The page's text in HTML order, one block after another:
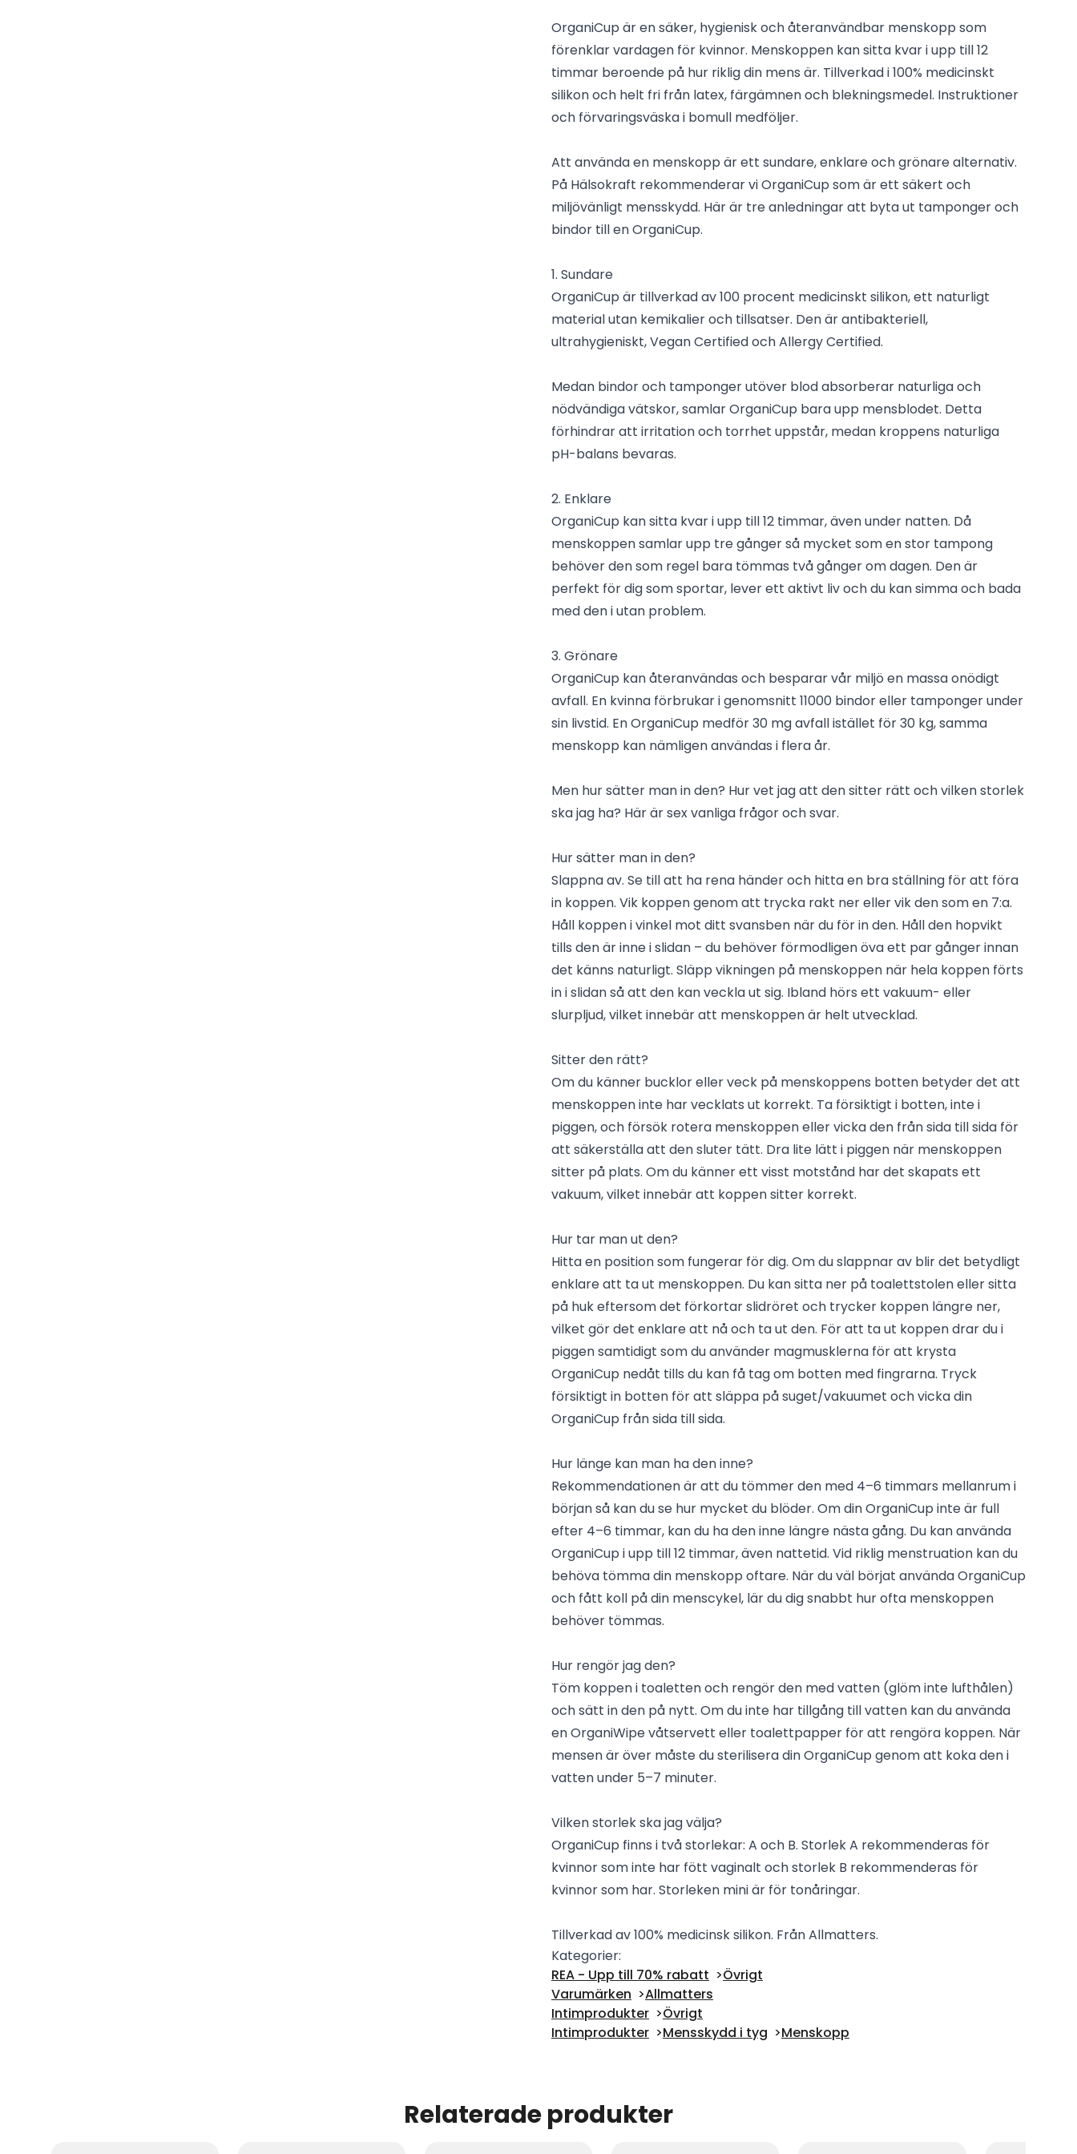
OrganiCup är en säker, hygienisk och återanvändbar menskopp som
förenklar vardagen för kvinnor. Menskoppen kan sitta kvar i upp till 12
timmar beroende på hur riklig din mens är. Tillverkad i 100% medicinskt
silikon och helt fri från latex, färgämnen och blekningsmedel. Instruktioner
och förvaringsväska i bomull medföljer.
Att använda en menskopp är ett sundare, enklare och grönare alternativ.
På Hälsokraft rekommenderar vi OrganiCup som är ett säkert och
miljövänligt mensskydd. Här är tre anledningar att byta ut tamponger och
bindor till en OrganiCup.
1. Sundare
OrganiCup är tillverkad av 100 procent medicinskt silikon, ett naturligt
material utan kemikalier och tillsatser. Den är antibakteriell,
ultrahygieniskt, Vegan Certified och Allergy Certified.
Medan bindor och tamponger utöver blod absorberar naturliga och
nödvändiga vätskor, samlar OrganiCup bara upp mensblodet. Detta
förhindrar att irritation och torrhet uppstår, medan kroppens naturliga
pH-balans bevaras.
2. Enklare
OrganiCup kan sitta kvar i upp till 12 timmar, även under natten. Då
menskoppen samlar upp tre gånger så mycket som en stor tampong
behöver den som regel bara tömmas två gånger om dagen. Den är
perfekt för dig som sportar, lever ett aktivt liv och du kan simma och bada
med den i utan problem.
3. Grönare
OrganiCup kan återanvändas och besparar vår miljö en massa onödigt
avfall. En kvinna förbrukar i genomsnitt 11000 bindor eller tamponger under
sin livstid. En OrganiCup medför 30 mg avfall istället för 30 kg, samma
menskopp kan nämligen användas i flera år.
Men hur sätter man in den? Hur vet jag att den sitter rätt och vilken storlek
ska jag ha? Här är sex vanliga frågor och svar.
Hur sätter man in den?
Slappna av. Se till att ha rena händer och hitta en bra ställning för att föra
in koppen. Vik koppen genom att trycka rakt ner eller vik den som en 7:a.
Håll koppen i vinkel mot ditt svansben när du för in den. Håll den hopvikt
tills den är inne i slidan – du behöver förmodligen öva ett par gånger innan
det känns naturligt. Släpp vikningen på menskoppen när hela koppen förts
in i slidan så att den kan veckla ut sig. Ibland hörs ett vakuum- eller
slurpljud, vilket innebär att menskoppen är helt utvecklad.
Sitter den rätt?
Om du känner bucklor eller veck på menskoppens botten betyder det att
menskoppen inte har vecklats ut korrekt. Ta försiktigt i botten, inte i
piggen, och försök rotera menskoppen eller vicka den från sida till sida för
att säkerställa att den sluter tätt. Dra lite lätt i piggen när menskoppen
sitter på plats. Om du känner ett visst motstånd har det skapats ett
vakuum, vilket innebär att koppen sitter korrekt.
Hur tar man ut den?
Hitta en position som fungerar för dig. Om du slappnar av blir det betydligt
enklare att ta ut menskoppen. Du kan sitta ner på toalettstolen eller sitta
på huk eftersom det förkortar slidröret och trycker koppen längre ner,
vilket gör det enklare att nå och ta ut den. För att ta ut koppen drar du i
piggen samtidigt som du använder magmusklerna för att krysta
OrganiCup nedåt tills du kan få tag om botten med fingrarna. Tryck
försiktigt in botten för att släppa på suget/vakuumet och vicka din
OrganiCup från sida till sida.
Hur länge kan man ha den inne?
Rekommendationen är att du tömmer den med 4–6 timmars mellanrum i
början så kan du se hur mycket du blöder. Om din OrganiCup inte är full
efter 4–6 timmar, kan du ha den inne längre nästa gång. Du kan använda
OrganiCup i upp till 12 timmar, även nattetid. Vid riklig menstruation kan du
behöva tömma din menskopp oftare. När du väl börjat använda OrganiCup
och fått koll på din menscykel, lär du dig snabbt hur ofta menskoppen
behöver tömmas.
Hur rengör jag den?
Töm koppen i toaletten och rengör den med vatten (glöm inte lufthålen)
och sätt in den på nytt. Om du inte har tillgång till vatten kan du använda
en OrganiWipe våtservett eller toalettpapper för att rengöra koppen. När
mensen är över måste du sterilisera din OrganiCup genom att koka den i
vatten under 5–7 minuter.
Vilken storlek ska jag välja?
OrganiCup finns i två storlekar: A och B. Storlek A rekommenderas för
kvinnor som inte har fött vaginalt och storlek B rekommenderas för
kvinnor som har. Storleken mini är för tonåringar.
Tillverkad av 100% medicinsk silikon. Från Allmatters.
Kategorier:
REA - Upp till 70% rabatt
Övrigt
Varumärken
Allmatters
Intimprodukter
Övrigt
Intimprodukter
Mensskydd i tyg Menskopp
Relaterade produkter